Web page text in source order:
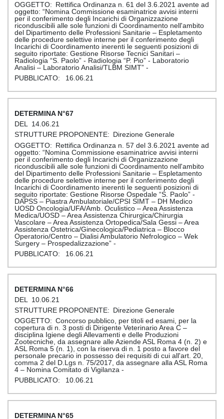
Rettifica Ordinanza n. 61 del 3.6.2021 avente ad
oggetto: “Nomina Commissione esaminatrice avvisi interni
per il conferimento degli Incarichi di Organizzazione
riconduscibili alle sole funzioni di Coordinamento nell'ambito
del Dipartimento delle Professioni Sanitarie – Espletamento
delle procedure selettive interne per il conferimento degli
Incarichi di Coordinamento inerenti le seguenti posizioni di
seguito riportate: Gestione Risorse Tecnici Sanitari –
Radiologia “S. Paolo” - Radiologia “P. Pio” - Laboratorio
Analisi – Laboratorio Analisi/TLBM SIMT” -
16.06.21
67
14.06.21
Direzione Generale
Rettifica Ordinanza n. 57 del 3.6.2021 avente ad
oggetto: “Nomina Commissione esaminatrice avvisi interni
per il conferimento degli Incarichi di Organizzazione
riconduscibili alle sole funzioni di Coordinamento nell'ambito
del Dipartimento delle Professioni Sanitarie – Espletamento
delle procedure selettive interne per il conferimento degli
Incarichi di Coordinamento inerenti le seguenti posizioni di
seguito riportate: Gestione Risorse Ospedale “S. Paolo” -
DAPSS – Piastra Ambulatoriale/CPSI SIMT – DH Medico
UOSD Oncologia/UFA/Amb. Oculistico – Area Assistenza
Medica/UOSD – Area Assistenza Chirurgica/Chirurgia
Vascolare – Area Assistenza Ortopedica/Sala Gessi – Area
Assistenza Ostetrica/Ginecologica/Pediatrica – Blocco
Operatorio/Centro – Dialisi Ambulatorio Nefrologico – Wek
Surgery – Prospedalizzazione” -
16.06.21
66
10.06.21
Direzione Generale
Concorso pubblico, per titoli ed esami, per la
copertura di n. 3 posti di Dirigente Veterinario Area C –
disciplina Igiene degli Allevamenti e delle Produzioni
Zootecniche, da assegnare alle Aziende ASL Roma 4 (n. 2) e
ASL Roma 5 (n. 1), con la riserva di n. 1 posto a favore del
personale precario in possesso dei requisiti di cui all'art. 20,
comma 2 del D.Lgs n. 75/2017, da assegnare alla ASL Roma
4 – Nomina Comitato di Vigilanza -
10.06.21
65